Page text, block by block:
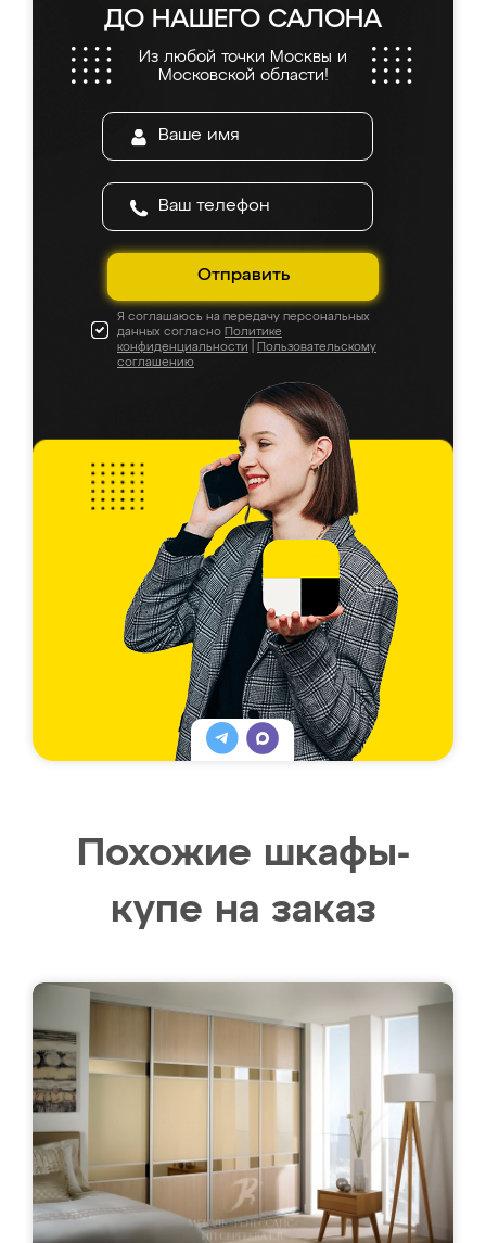
ДО НАШЕГО САЛОНА
Из любой точки Москвы и
Московской области!
Отправить
Я соглашаюсь на передачу персональных
данных согласно Политике
конфиденциальности
Пользовательскому
соглашению
Похожие шкафы-
купе на заказ